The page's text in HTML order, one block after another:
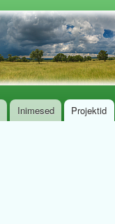
Skip to
main
content
Inimesed Projektid